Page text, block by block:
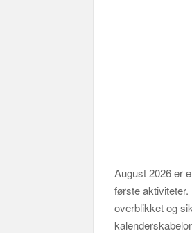
August 2026 er
første
overblikket og